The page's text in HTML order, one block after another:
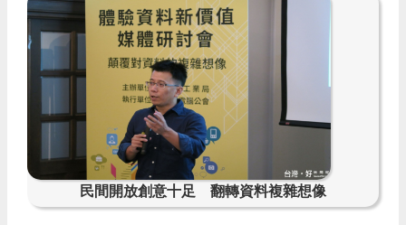
民間開放創意十足 翻轉資料複雜想像